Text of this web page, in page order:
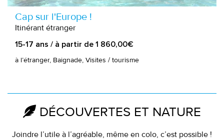
Cap sur l'Europe !
Itinérant étranger
15-17 ans / à partir de 1 860,00€
à l’étranger, Baignade, Visites / tourisme
DÉCOUVERTES ET NATURE
Joindre l’utile à l’agréable, même en colo, c’est possible !